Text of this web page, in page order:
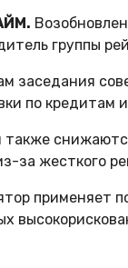
группы
заседания
по кредитам
также
за жесткого
применяет